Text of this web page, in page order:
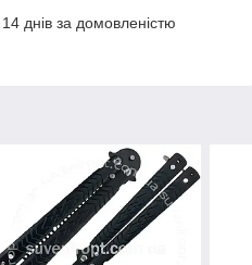
днів за домовленістю